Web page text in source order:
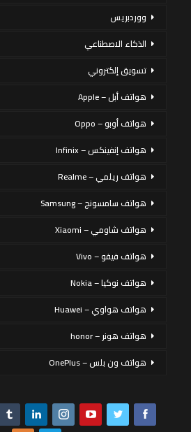
ووردبريس
الذكاء الاصطناعي
تسويق إلكتروني
هواتف أبل – Apple
هواتف أوبو – Oppo
هواتف إنفينكس – Infinix
هواتف ريلمي – Realme
هواتف سامسونج – Samsung
هواتف شاومي – Xiaomi
هواتف فيفو – Vivo
هواتف نوكيا – Nokia
هواتف هواوي – Huawei
هواتف هونر – honor
هواتف ون بلس – OnePlus